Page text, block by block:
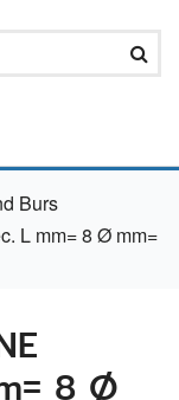
Burs
L mm= 8 Ø mm=
8 Ø